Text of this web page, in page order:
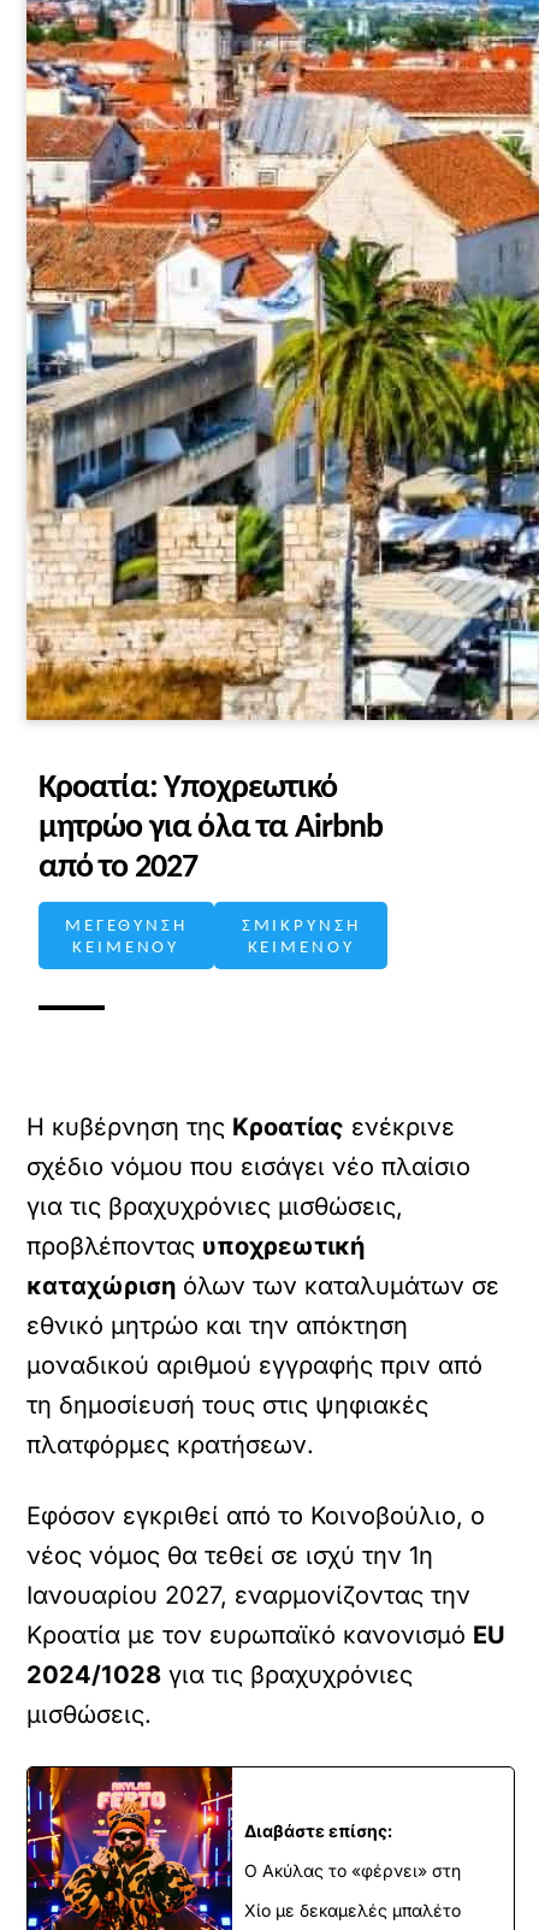
Κροατία: Υποχρεωτικό
μητρώο για όλα τα Airbnb
από το 2027
ΜΕΓΕΘΥΝΣΗ
ΚΕΙΜΕΝΟΥ
ΣΜΙΚΡΥΝΣΗ
ΚΕΙΜΕΝΟΥ
Η κυβέρνηση της Κροατίας ενέκρινε
σχέδιο νόμου που εισάγει νέο πλαίσιο
για τις βραχυχρόνιες μισθώσεις,
προβλέποντας υποχρεωτική
καταχώριση όλων των καταλυμάτων σε
εθνικό μητρώο και την απόκτηση
μοναδικού αριθμού εγγραφής πριν από
τη δημοσίευσή τους στις ψηφιακές
πλατφόρμες κρατήσεων.
Εφόσον εγκριθεί από το Κοινοβούλιο, ο
νέος νόμος θα τεθεί σε ισχύ την 1η
Ιανουαρίου 2027, εναρμονίζοντας την
Κροατία με τον ευρωπαϊκό κανονισμό EU
2024/1028 για τις βραχυχρόνιες
μισθώσεις.
Διαβάστε επίσης:
Ο Ακύλας το «φέρνει» στη
Χίο με δεκαμελές μπαλέτο